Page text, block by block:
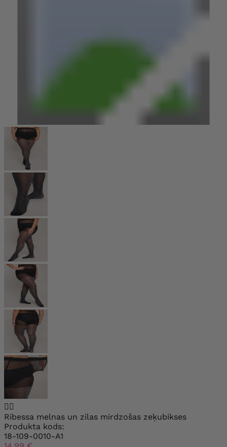

Ribessa melnas un zilas mirdzošas zeķubikses
Produkta kods:
18-109-0010-A1